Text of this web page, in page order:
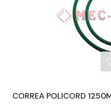
CORREA POLICORD